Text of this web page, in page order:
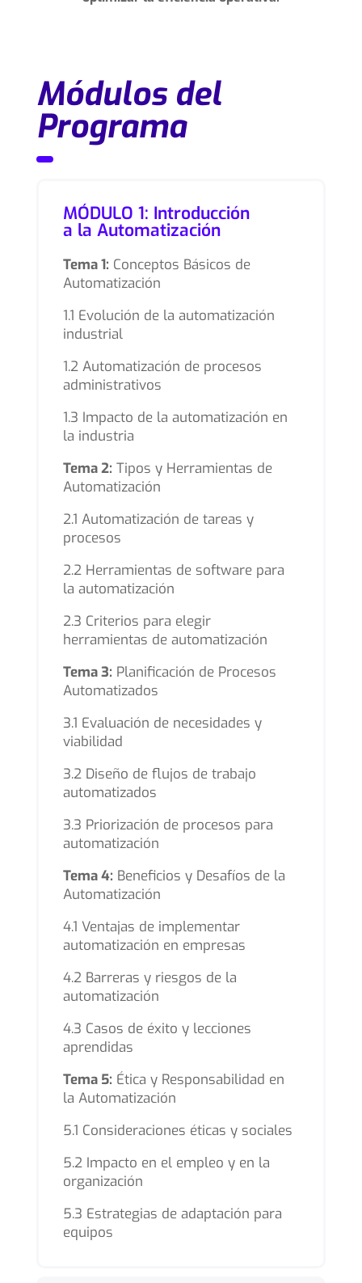
Módulos del
Programa
MÓDULO 1: Introducción
a la Automatización
Tema 1: Conceptos Básicos de
Automatización
1.1 Evolución de la automatización
industrial
1.2 Automatización de procesos
administrativos
1.3 Impacto de la automatización en
la industria
Tema 2: Tipos y Herramientas de
Automatización
2.1 Automatización de tareas y
procesos
2.2 Herramientas de software para
la automatización
2.3 Criterios para elegir
herramientas de automatización
Tema 3: Planificación de Procesos
Automatizados
3.1 Evaluación de necesidades y
viabilidad
3.2 Diseño de flujos de trabajo
automatizados
3.3 Priorización de procesos para
automatización
Tema 4: Beneficios y Desafíos de la
Automatización
4.1 Ventajas de implementar
automatización en empresas
4.2 Barreras y riesgos de la
automatización
4.3 Casos de éxito y lecciones
aprendidas
Tema 5: Ética y Responsabilidad en
la Automatización
5.1 Consideraciones éticas y sociales
5.2 Impacto en el empleo y en la
organización
5.3 Estrategias de adaptación para
equipos